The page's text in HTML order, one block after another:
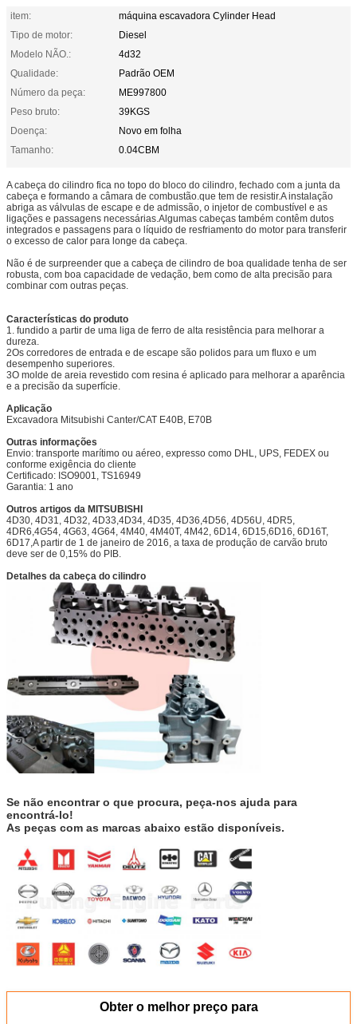
item:
máquina escavadora Cylinder Head
Tipo de motor:
Diesel
Modelo NÃO.:
4d32
Qualidade:
Padrão OEM
Número da peça:
ME997800
Peso bruto:
39KGS
Doença:
Novo em folha
Tamanho:
0.04CBM
A cabeça do cilindro fica no topo do bloco do cilindro, fechado com a junta da
cabeça e formando a câmara de combustão.que tem de resistir.A instalação
abriga as válvulas de escape e de admissão, o injetor de combustível e as
ligações e passagens necessárias.Algumas cabeças também contêm dutos
integrados e passagens para o líquido de resfriamento do motor para transferir
o excesso de calor para longe da cabeça.
Não é de surpreender que a cabeça de cilindro de boa qualidade tenha de ser
robusta, com boa capacidade de vedação, bem como de alta precisão para
combinar com outras peças.
Características do produto
1. fundido a partir de uma liga de ferro de alta resistência para melhorar a
dureza.
2Os corredores de entrada e de escape são polidos para um fluxo e um
desempenho superiores.
3O molde de areia revestido com resina é aplicado para melhorar a aparência
e a precisão da superfície.
Aplicação
Excavadora Mitsubishi Canter/CAT E40B, E70B
Outras informações
Envio: transporte marítimo ou aéreo, expresso como DHL, UPS, FEDEX ou
conforme exigência do cliente
Certificado: ISO9001, TS16949
Garantia: 1 ano
Outros artigos da MITSUBISHI
4D30, 4D31, 4D32, 4D33,4D34, 4D35, 4D36,4D56, 4D56U, 4DR5,
4DR6,4G54, 4G63, 4G64, 4M40, 4M40T, 4M42, 6D14, 6D15,6D16, 6D16T,
6D17,A partir de 1 de janeiro de 2016, a taxa de produção de carvão bruto
deve ser de 0,15% do PIB.
Detalhes da cabeça do cilindro
Se não encontrar o que procura, peça-nos ajuda para
encontrá-lo!
As peças com as marcas abaixo estão disponíveis.
Obter o melhor preço para